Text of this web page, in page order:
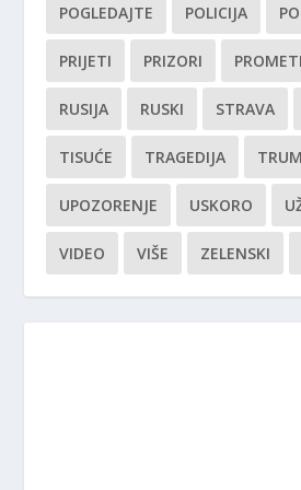
POGLEDAJTE POLICIJA
PRIJETI PRIZORI
RUSIJA RUSKI STRAVA
TISUĆE TRAGEDIJA
UPOZORENJE USKORO
VIDEO VIŠE ZELENSKI